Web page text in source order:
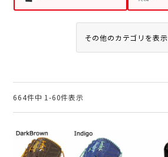
その他のカテゴリを表示
664件中 1-60件表示